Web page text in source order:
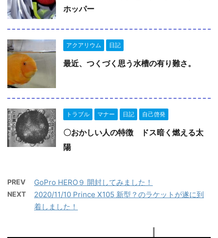
ホッパー
アクアリウム 日記
最近、つくづく思う水槽の有り難さ。
トラブル マナー 日記 自己啓発
〇おかしい人の特徴 ドス暗く燃える太
陽
PREV GoPro HERO９ 開封してみました！
NEXT
2020/11/10 Prince X105 新型？のラケットが遂に到
着しました！